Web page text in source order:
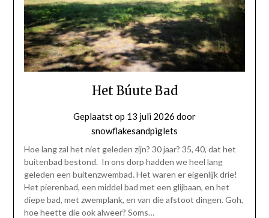
Het Búute Bad
Geplaatst op 13 juli 2026 door
snowflakesandpiglets
Hoe lang zal het niet geleden zijn? 30 jaar? 35, 40, dat het
buitenbad bestond. In ons dorp hadden we heel lang
geleden een buitenzwembad. Het waren er eigenlijk drie!
Het pierenbad, een middel bad met een glijbaan, en het
diepe bad, met zwemplank, en van die afstoot dingen. Goh,
hoe heette die ook alweer? Soms…